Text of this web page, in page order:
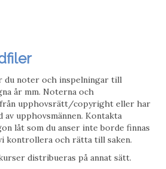
du noter och inspelningar till
år mm. Noterna och
upphovsrätt/copyright eller har
upphovsmännen. Kontakta
låt som du anser inte borde finnas
kontrollera och rätta till saken.
distribueras på annat sätt.